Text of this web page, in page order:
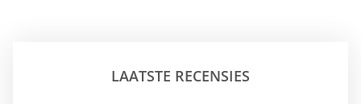
LAATSTE RECENSIES